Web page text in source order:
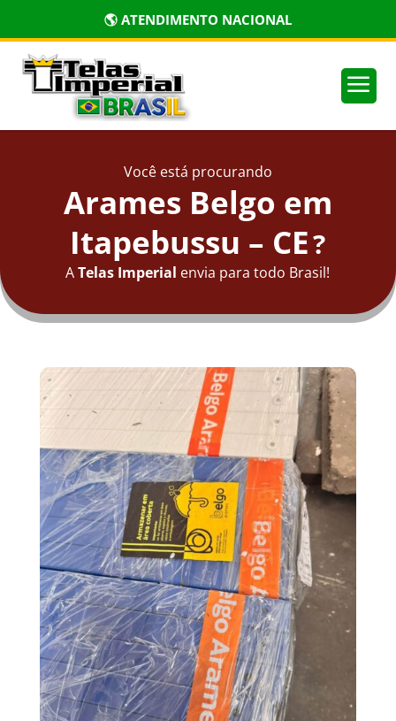
🌎 ATENDIMENTO NACIONAL
a
Você está procurando
Arames Belgo em
Itapebussu – CE?
ATelas Imperial envia para todo Brasil!